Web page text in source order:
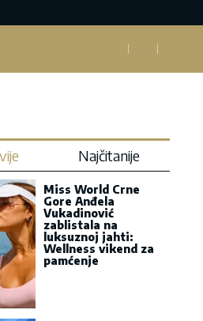
Najčitanije
Miss World Crne
Gore Anđela
Vukadinović
zablistala na
luksuznoj jahti:
Wellness vikend za
pamćenje